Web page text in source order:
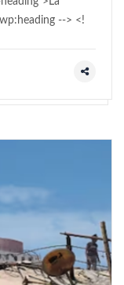
--> <!